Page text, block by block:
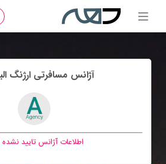
آژانس مسافرتی ارژنگ
اطلاعات آژانس تایید